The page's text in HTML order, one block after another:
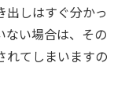
出しはすぐ分かっ
ない場合は、その
れてしまいますの